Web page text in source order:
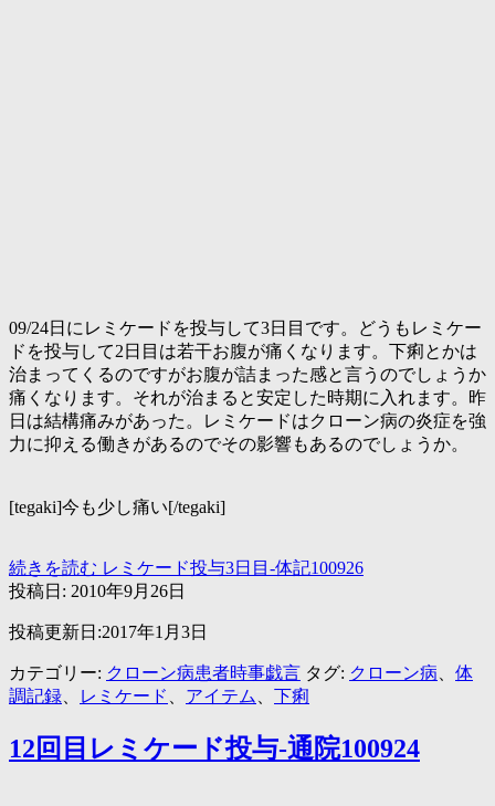
09/24日にレミケードを投与して3日目です。どうもレミケー
ドを投与して2日目は若干お腹が痛くなります。下痢とかは
治まってくるのですがお腹が詰まった感と言うのでしょうか
痛くなります。それが治まると安定した時期に入れます。昨
日は結構痛みがあった。レミケードはクローン病の炎症を強
力に抑える働きがあるのでその影響もあるのでしょうか。
[tegaki]今も少し痛い[/tegaki]
続きを読む レミケード投与3日目-体記100926
投稿日: 2010年9月26日
投稿更新日:2017年1月3日
カテゴリー: クローン病患者時事戯言 タグ: クローン病
体
調記録
レミケード アイテム 下痢
12回目レミケード投与-通院100924